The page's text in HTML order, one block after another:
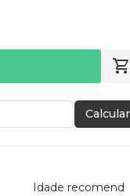
Calcular
Idade